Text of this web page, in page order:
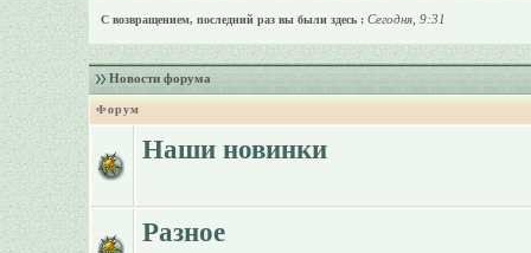
С возвращением, последний раз вы были здесь : Сегодня, 9:31
Новости форума
Форум
Наши новинки
Разное